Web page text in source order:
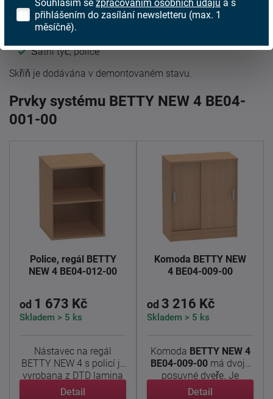
Rozměry (ŠxHxV): 90,2x58,2x180 cm
Tloušťka lamina: 1,6 cm
Hmotnost: 64 kg
Šatní tyč, police
Skříň je dodávána v demontovaném stavu.
Prvky systému BETTY NEW 4 BE04-
001-00
Police, regál BETTY
NEW 4 BE04-012-00
od 1 673 Kč
Skladem > 5 ks
Nástavec na regál
BETTY NEW 4 s policí je
vyrobana z DTD lamina
v ...
Detail
Komoda BETTY NEW
4 BE04-009-00
od 3 216 Kč
Skladem > 5 ks
Komoda BETTY NEW 4
BE04-009-00 má dvoje
posuvné dveře. Je
vyrobena z ...
Detail
Souhlasím se zpracováním osobních údajů a s
přihlášením do zasílání newsletteru (max. 1
měsíčně).